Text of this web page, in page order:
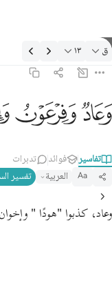
التفسير: ق ١٣:٥٠
ق ١٣
وعاد وفرعون واخوان لوط ١٣
وَعَادٌۭ وَفِرْعَوْنُ وَإِخْوَٰنُ لُوطٍۢ ١٣
ﲳﲴ
تفاسير فوائد تدبرات
Aa العربية تفسير
وعاد، كذبوا "هودًا "